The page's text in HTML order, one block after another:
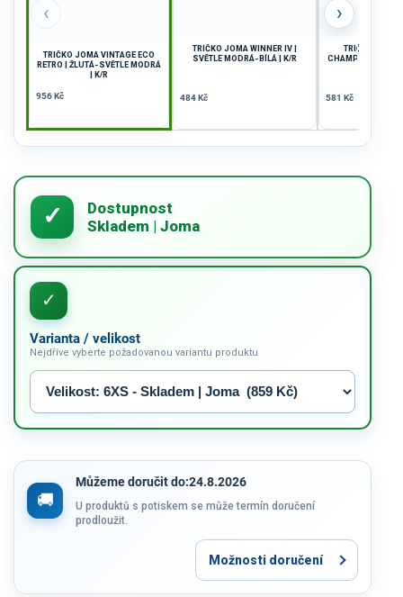
‹
TRIČKO JOMA VINTAGE ECO
RETRO | ŽLUTÁ-SVĚTLE MODRÁ
| K/R
956 Kč
TRIČKO JOMA WINNER IV |
SVĚTLE MODRÁ-BÍLÁ | K/R
484 Kč
TRIČKO
CHAMPIONSHIP
581 Kč
›
Varianta / velikost
Nejdříve vyberte požadovanou variantu produktu
Můžeme doručit do:24.8.2026
U produktů s potiskem se může termín doručení
prodloužit.
Možnosti doručení